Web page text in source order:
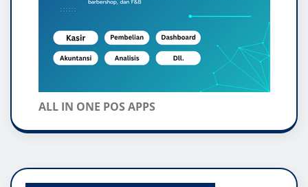
ALL IN ONE POS APPS